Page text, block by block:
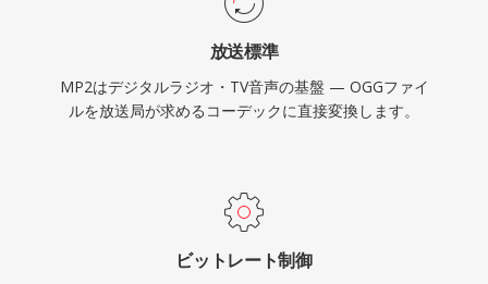
放送標準
MP2はデジタルラジオ・TV音声の基盤 — OGGファイ
ルを放送局が求めるコーデックに直接変換します。
ビットレート制御